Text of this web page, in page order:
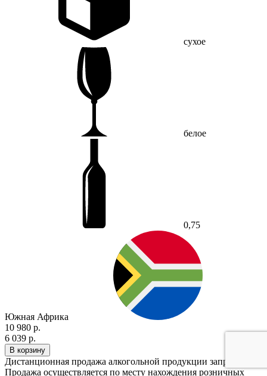
сухое
белое
0,75
Южная Африка
10 980 р.
6 039 р.
В корзину
Дистанционная продажа алкогольной продукции запрещена.
Продажа осуществляется по месту нахождения розничных